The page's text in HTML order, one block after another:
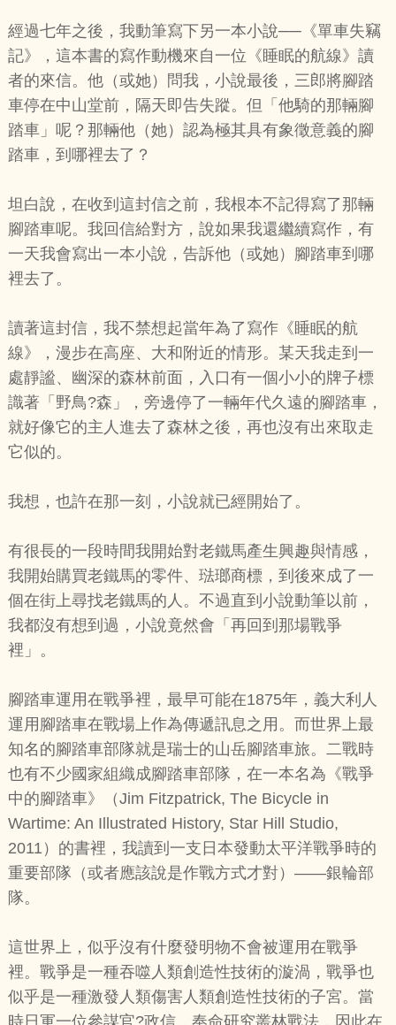
經過七年之後，我動筆寫下另一本小說──《單車失竊
記》，這本書的寫作動機來自一位《睡眠的航線》讀
者的來信。他（或她）問我，小說最後，三郎將腳踏
車停在中山堂前，隔天即告失蹤。但「他騎的那輛腳
踏車」呢？那輛他（她）認為極其具有象徵意義的腳
踏車，到哪裡去了？
坦白說，在收到這封信之前，我根本不記得寫了那輛
腳踏車呢。我回信給對方，說如果我還繼續寫作，有
一天我會寫出一本小說，告訴他（或她）腳踏車到哪
裡去了。
讀著這封信，我不禁想起當年為了寫作《睡眠的航
線》，漫步在高座、大和附近的情形。某天我走到一
處靜謐、幽深的森林前面，入口有一個小小的牌子標
識著「野鳥?森」，旁邊停了一輛年代久遠的腳踏車，
就好像它的主人進去了森林之後，再也沒有出來取走
它似的。
我想，也許在那一刻，小說就已經開始了。
有很長的一段時間我開始對老鐵馬產生興趣與情感，
我開始購買老鐵馬的零件、琺瑯商標，到後來成了一
個在街上尋找老鐵馬的人。不過直到小說動筆以前，
我都沒有想到過，小說竟然會「再回到那場戰爭
裡」。
腳踏車運用在戰爭裡，最早可能在1875年，義大利人
運用腳踏車在戰場上作為傳遞訊息之用。而世界上最
知名的腳踏車部隊就是瑞士的山岳腳踏車旅。二戰時
也有不少國家組織成腳踏車部隊，在一本名為《戰爭
中的腳踏車》（Jim Fitzpatrick, The Bicycle in
Wartime: An Illustrated History, Star Hill Studio,
2011）的書裡，我讀到一支日本發動太平洋戰爭時的
重要部隊（或者應該說是作戰方式才對）——銀輪部
隊。
這世界上，似乎沒有什麼發明物不會被運用在戰爭
裡。戰爭是一種吞噬人類創造性技術的漩渦，戰爭也
似乎是一種激發人類傷害人類創造性技術的子宮。當